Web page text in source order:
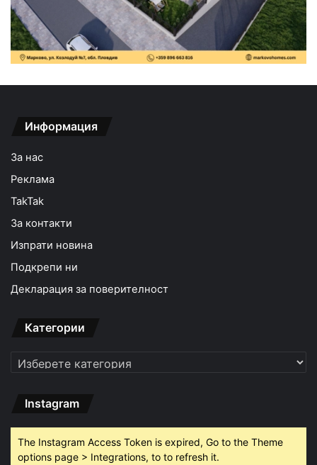
Информация
За нас
Реклама
TakTak
За контакти
Изпрати новина
Подкрепи ни
Декларация за поверителност
Категории
Категории
Instagram
The Instagram Access Token is expired, Go to the Theme
options page > Integrations, to to refresh it.